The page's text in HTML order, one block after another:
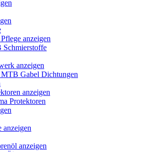
anzeigen
Schmierstoffe
anzeigen
Gabel Dichtungen
anzeigen
Protektoren
anzeigen
anzeigen